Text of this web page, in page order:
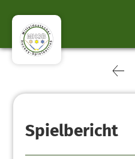
Spielbericht